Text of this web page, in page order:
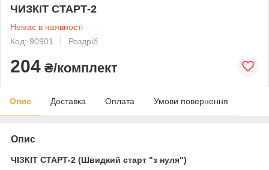
ЧИЗКІТ СТАРТ-2
Немає в наявності
Код: 90901
Роздріб
204 ₴/комплект
Опис Доставка Оплата Умови повернення
Опис
ЧІЗКІТ СТАРТ-2 (Швидкий старт "з нуля")